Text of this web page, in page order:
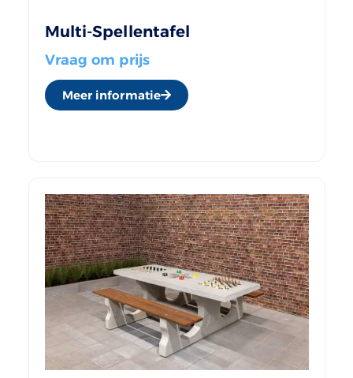
Multi-Spellentafel
Vraag om prijs
Meer informatie